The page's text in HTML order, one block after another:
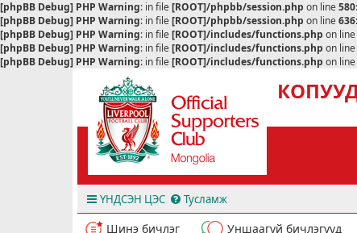
[phpBB Debug] PHP Warning: in file[ROOT]/phpbb/session.php on line580:
[phpBB Debug] PHP Warning: in file[ROOT]/phpbb/session.php on line636:
[phpBB Debug] PHP Warning: in file[ROOT]/includes/functions.php on line
[phpBB Debug] PHP Warning: in file[ROOT]/includes/functions.php on line
[phpBB Debug] PHP Warning: in file[ROOT]/includes/functions.php on line
ҮНДСЭН ЦЭС Тусламж
Шинэ бичлэг Уншаагүй бичлэгүүд